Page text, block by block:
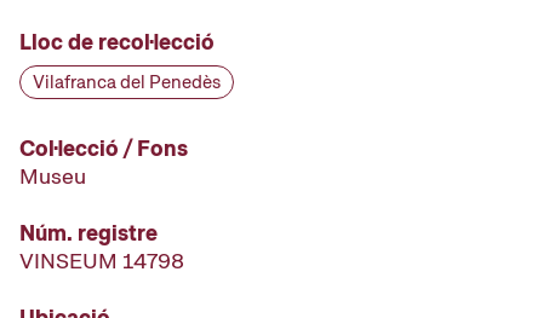
Lloc de recol·lecció
Vilafranca del Penedès
Col·lecció / Fons
Museu
Núm. registre
VINSEUM 14798